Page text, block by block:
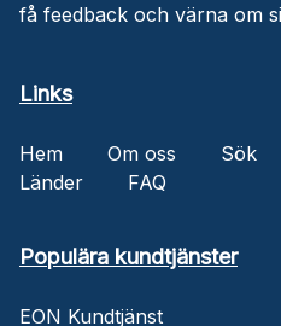
få feedback och värna om
Links
Hem Om oss Sök
Länder
FAQ
Populära kundtjänster
EON Kundtjänst